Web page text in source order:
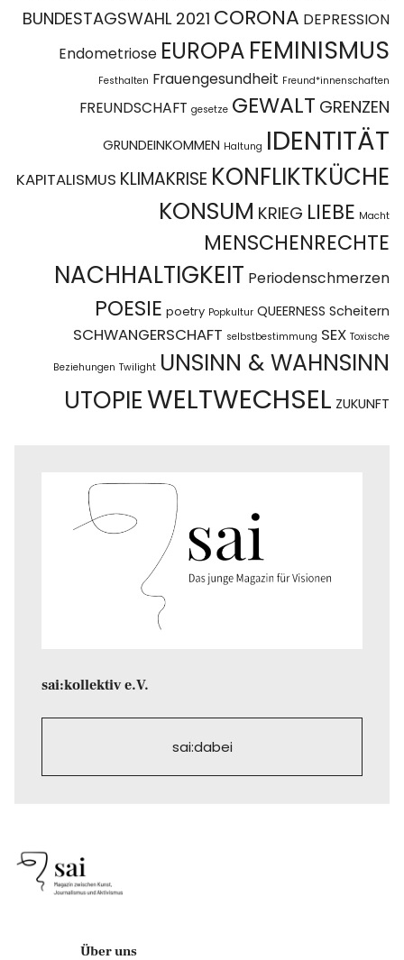
BUNDESTAGSWAHL 2021 CORONA DEPRESSION
Endometriose EUROPA FEMINISMUS
Festhalten Frauengesundheit Freund*innenschaften
FREUNDSCHAFT gesetze GEWALT GRENZEN
GRUNDEINKOMMEN Haltung IDENTITÄT
KAPITALISMUS KLIMAKRISE KONFLIKTKÜCHE
KONSUM KRIEG LIEBE Macht
MENSCHENRECHTE
NACHHALTIGKEIT Periodenschmerzen
POESIE poetry Popkultur QUEERNESS Scheitern
SCHWANGERSCHAFT selbstbestimmung SEX Toxische
Beziehungen Twilight UNSINN & WAHNSINN
UTOPIEWELTWECHSEL ZUKUNFT
sai:kollektiv e.V.
sai:dabei
Über uns